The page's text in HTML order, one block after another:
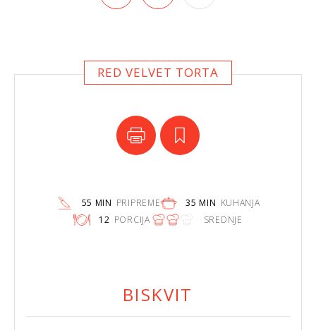
RED VELVET TORTA
55 MIN PRIPREME 35 MIN KUHANJA
12 PORCIJA SREDNJE
BISKVIT